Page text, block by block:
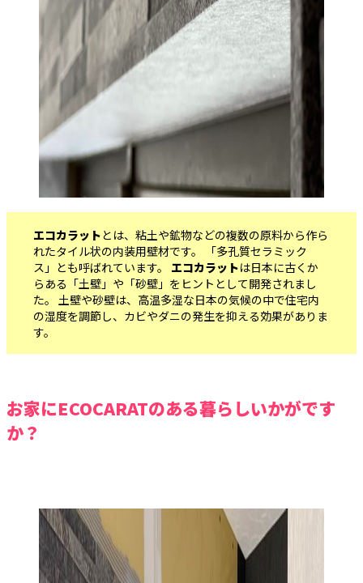
エコカラットとは、粘土や鉱物などの複数の原料から作ら
れたタイル状の内装用壁材です。 「多孔質セラミック
ス」とも呼ばれています。 エコカラットは日本に古くか
らある「土壁」や「砂壁」をヒントとして開発されまし
た。 土壁や砂壁は、高温多湿な日本の気候の中で住宅内
の湿度を調節し、カビやダニの発生を抑える効果がありま
す。
お家にECOCARATのある暮らしいかがです
か？